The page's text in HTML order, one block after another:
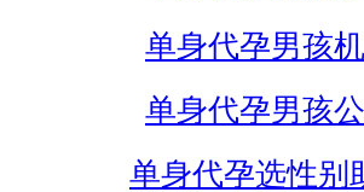
单身代孕男孩
单身代孕男孩
单身代孕选性别